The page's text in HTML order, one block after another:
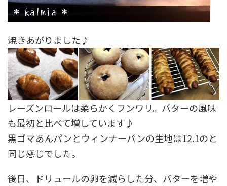
焼きあがりました♪
レーズンロールは柔らかくフンワリ。バターの風味
も最初と比べて増しています♪
黒ゴマあんパンとウィンナーパンの生地は12.1のと
同じ感じでした。
後日、ドリュールの卵を減らした分、バターを増や